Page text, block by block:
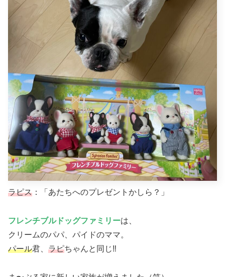
ラピス ：「あたちへのプレゼントかしら？」
フレンチブルドッグファミリーは、
クリームのパパ、パイドのママ。
パール君、 ラピちゃんと同じ‼︎